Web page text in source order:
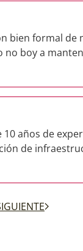
bien formal de
no boy a
años de
de